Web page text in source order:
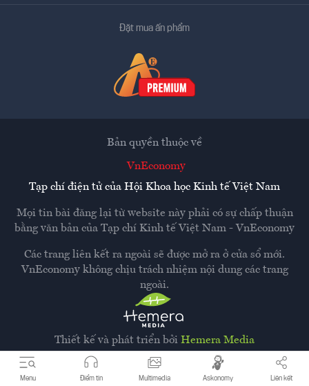
Menu Điểm tin Multimedia Askonomy Liên kết
Đặt mua ấn phẩm
Thiết kế và phát triển bởi Hemera Media
Dựa trên nền tảngHemera AI CMS
Bản quyền thuộc về
VnEconomy
Tạp chí điện tử của Hội Khoa học Kinh tế Việt Nam
Mọi tin bài đăng lại từ website này phải có sự chấp thuận
bằng văn bản của Tạp chí Kinh tế Việt Nam - VnEconomy
Các trang liên kết ra ngoài sẽ được mở ra ở cửa sổ mới.
VnEconomy không chịu trách nhiệm nội dung các trang
ngoài.